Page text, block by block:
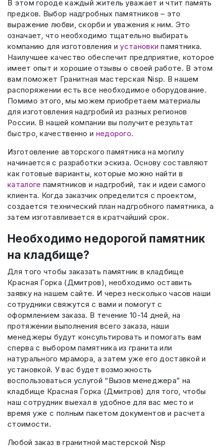
В этом городе каждый житель уважает и чтит память
предков. Выбор надгробных памятников – это
выражение любви, скорби и уважения к ним. Это
означает, что необходимо тщательно выбирать
компанию для изготовления иустановки памятника.
Наилучшее качество обеспечит предприятие, которое
имеет опыт и хорошие отзывы о своей работе. В этом
вам поможет Гранитная мастерская Nisp. В нашем
распоряжении есть все необходимое оборудование.
Помимо этого, мы можем приобретаем материалы
для изготовления надгробий из разных регионов
России. В нашей компании вы получите результат
быстро, качественно и недорого.
Изготовление авторского памятника на могилу
начинается с разработки эскиза. Основу составляют
как готовые варианты, которые можно найти в
каталоге памятников и надгробий, так и идеи самого
клиента. Когда заказчик определится с проектом,
создается технический план надгробного памятника, а
затем изготавливается в кратчайший срок.
Необходимо недорогой памятник
на кладбище?
Для того чтобы заказать памятник в кладбище
Красная Горка (Дмитров), необходимо оставить
заявку на нашем сайте. И через несколько часов наши
сотрудники свяжутся с вами и помогут с
оформлением заказа. В течение 10-14 дней, на
протяжении выполнения всего заказа, наши
менеджеры будут консультировать и помогать вам
сперва с выбором памятника из гранита или
натурального мрамора, а затем уже его доставкой и
установкой. У вас будет возможность
воспользоваться услугой “Вызов менеджера” на
кладбище Красная Горка (Дмитров) для того, чтобы
наш сотрудник выехал в удобное для вас место и
время уже с полным пакетом документов и расчета
стоимости.
Любой заказ в гранитной мастерской Nisp